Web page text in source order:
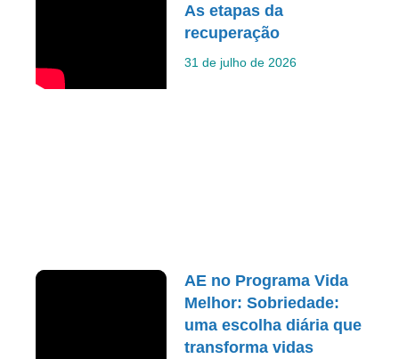
As etapas da
recuperação
31 de julho de 2026
AE no Programa Vida
Melhor: Sobriedade:
uma escolha diária que
transforma vidas